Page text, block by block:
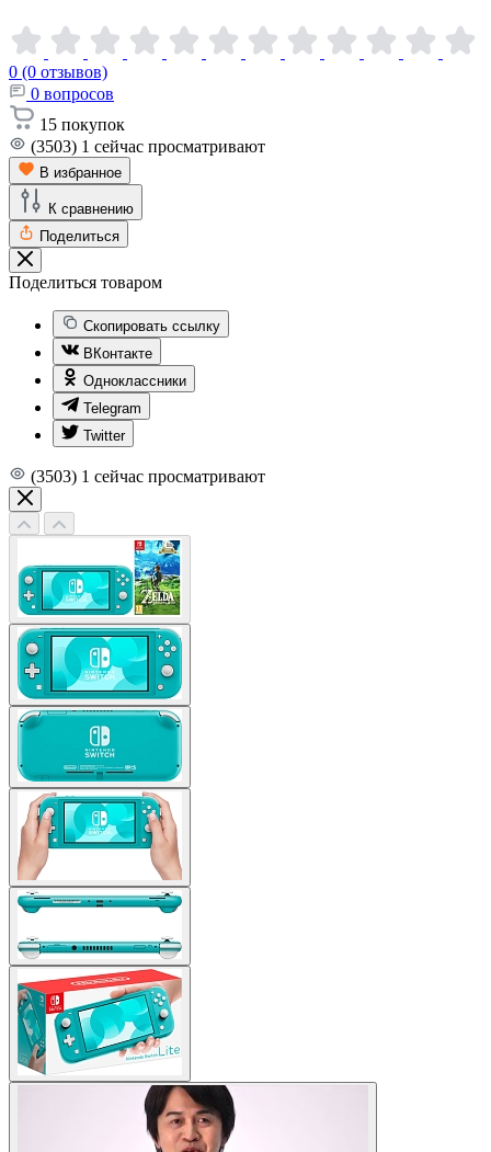
0 (0 отзывов)
0 вопросов
15 покупок
(3503) 1 сейчас просматривают
В избранное
К сравнению
Поделиться
Поделиться товаром
Скопировать ссылку
ВКонтакте
Одноклассники
Telegram
Twitter
(3503) 1 сейчас просматривают